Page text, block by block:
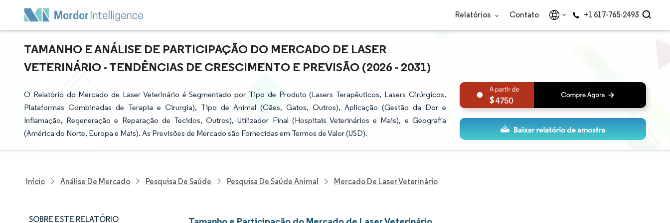
Relatórios Contato +1 617-765-2493
TAMANHO E ANÁLISE DE PARTICIPAÇÃO DO MERCADO DE LASER
VETERINÁRIO - TENDÊNCIAS DE CRESCIMENTO E PREVISÃO (2026 - 2031)
O Relatório do Mercado de Laser Veterinário é Segmentado por Tipo de Produto (Lasers Terapêuticos, Lasers Cirúrgicos,
Plataformas Combinadas de Terapia e Cirurgia), Tipo de Animal (Cães, Gatos, Outros), Aplicação (Gestão da Dor e
Inflamação, Regeneração e Reparação de Tecidos, Outros), Utilizador Final (Hospitais Veterinários e Mais), e Geografia
(América do Norte, Europa e Mais). As Previsões de Mercado são Fornecidas em Termos de Valor (USD).
4750
Início Análise De Mercado Pesquisa De Saúde Pesquisa De Saúde Animal Mercado De Laser Veterinário
SOBRE ESTE RELATÓRIO